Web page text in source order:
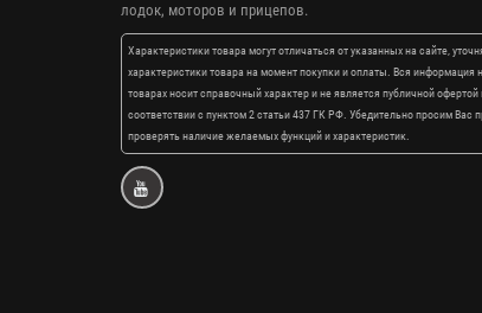
лодок, моторов и прицепов.
Характеристики товара могут отличаться от указанных на сайте,
характеристики товара на момент покупки и оплаты. Вся информация
товарах носит справочный характер и не является публичной офертой
соответствии с пунктом 2 статьи 437 ГК РФ. Убедительно просим Вас
проверять наличие желаемых функций и характеристик.